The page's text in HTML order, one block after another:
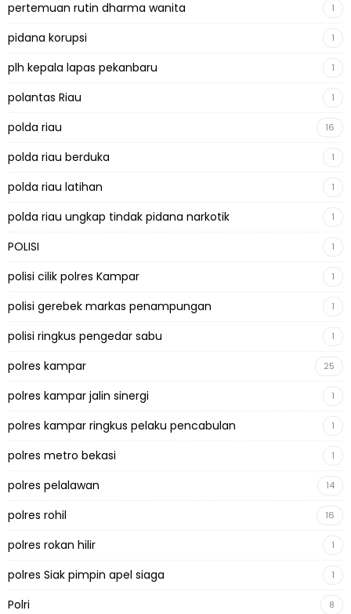
pertemuan rutin dharma wanita 1
pidana korupsi 1
plh kepala lapas pekanbaru 1
polantas Riau 1
polda riau 16
polda riau berduka 1
polda riau latihan 1
polda riau ungkap tindak pidana narkotik 1
POLISI 1
polisi cilik polres Kampar 1
polisi gerebek markas penampungan 1
polisi ringkus pengedar sabu 1
polres kampar 25
polres kampar jalin sinergi 1
polres kampar ringkus pelaku pencabulan 1
polres metro bekasi 1
polres pelalawan 14
polres rohil 16
polres rokan hilir 1
polres Siak pimpin apel siaga 1
Polri 8